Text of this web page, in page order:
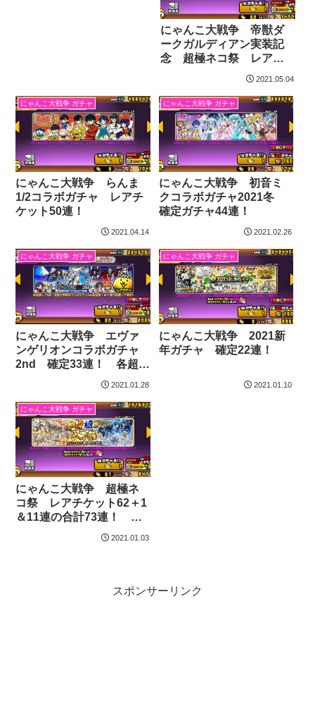
にゃんこ大戦争 帝獣ダ
ークガルディアン実装記
念 超極ネコ祭 レアチ
ケット50連＋1！ あの限
定キャラが来た？！
2021年5月4日
2021.05.04
にゃんこ大戦争 ガチャ
にゃんこ大戦争 らんま
1/2コラボガチャ レアチ
ケット50連！
2021.04.14
にゃんこ大戦争 ガチャ
にゃんこ大戦争 初音ミ
クコラボガチャ2021冬
確定ガチャ44連！
2021.02.26
にゃんこ大戦争 ガチャ
にゃんこ大戦争 エヴァ
ンゲリオンコラボガチャ
2nd 確定33連！ 各超激
レアの性能についても
2021.01.28
にゃんこ大戦争 ガチャ
にゃんこ大戦争 2021新
年ガチャ 確定22連！
2021.01.10
にゃんこ大戦争 ガチャ
にゃんこ大戦争 超極ネ
コ祭 レアチケット62＋1
＆11連の合計73連！ つ
いにあの限定キャラが来
た？！ 2021年1月3日
2021.01.03
スポンサーリンク